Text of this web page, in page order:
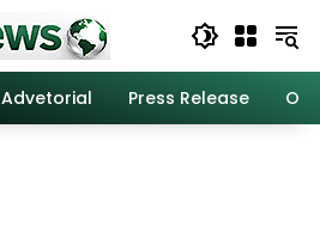
Advetorial Press Release